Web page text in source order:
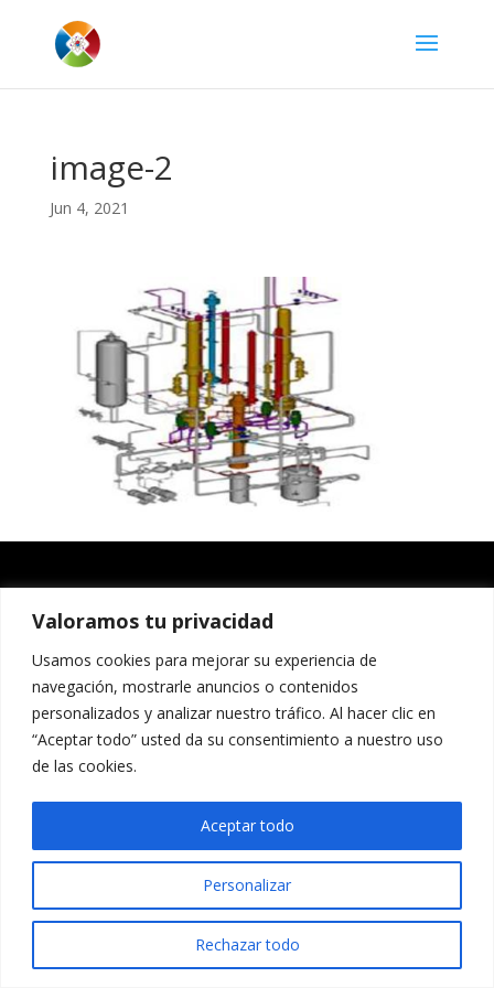
Valoramos tu privacidad
Usamos cookies para mejorar su experiencia de
navegación, mostrarle anuncios o contenidos
personalizados y analizar nuestro tráfico. Al hacer clic en
“Aceptar todo” usted da su consentimiento a nuestro uso
de las cookies.
Personalizar
Rechazar todo
Aceptar todo
image-2
Jun 4, 2021